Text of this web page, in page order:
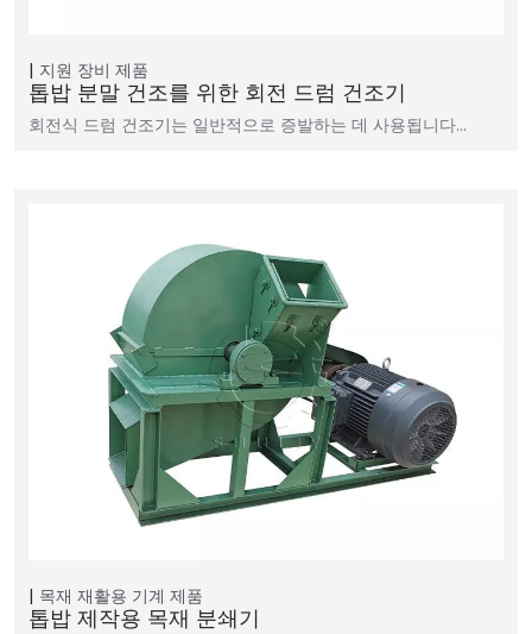
지원 장비 제품
톱밥 분말 건조를 위한 회전 드럼 건조기
회전식 드럼 건조기는 일반적으로 증발하는 데 사용됩니다…
목재 재활용 기계 제품
톱밥 제작용 목재 분쇄기